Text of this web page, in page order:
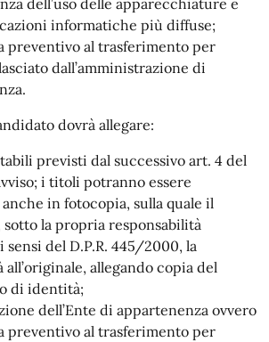
informatiche più diffuse;
preventivo al trasferimento per
dall’amministrazione di
dovrà allegare:
previsti dal successivo art. 4 del
i titoli potranno essere
in fotocopia, sulla quale il
la propria responsabilità
sensi del D.P.R. 445/2000, la
allegando copia del
di identità;
dell’Ente di appartenenza ovvero
preventivo al trasferimento per